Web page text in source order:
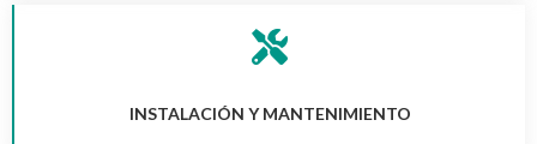
INSTALACIÓN Y MANTENIMIENTO